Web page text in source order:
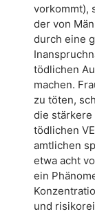
vorkommt),
der von
durch eine
tödlichen
machen.
zu töten,
die stärkere
tödlichen
amtlichen
etwa acht
ein
und